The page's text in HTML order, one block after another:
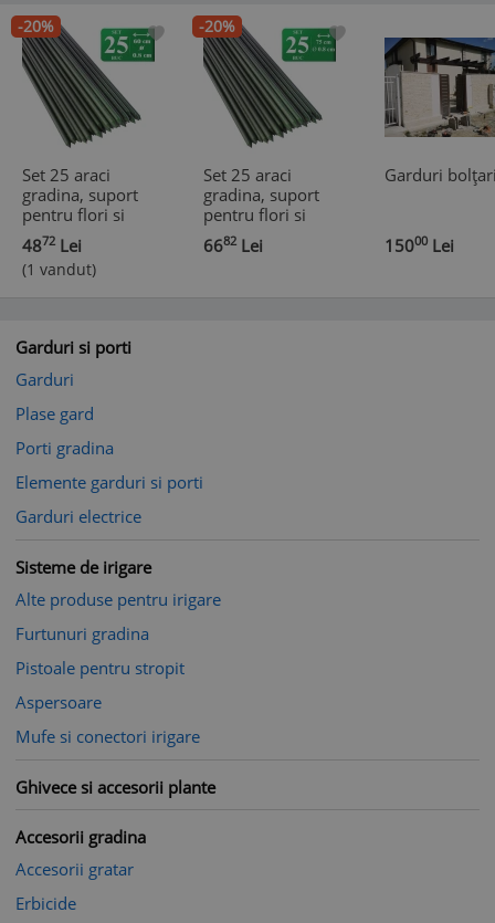
-20%
Set 25 araci
gradina, suport
pentru flori si
plante
cataratoare,
metal acoperit cu
60x0.8 cm,
Artool
4872 Lei
(1 vandut)
-20%
Set 25 araci
gradina, suport
pentru flori si
plante
cataratoare,
6682 Lei
Garduri
15000 Lei
Garduri si porti
Garduri
Plase gard
Porti gradina
Elemente garduri si porti
Garduri electrice
Sisteme de irigare
Alte produse pentru irigare
Furtunuri gradina
Pistoale pentru stropit
Aspersoare
Mufe si conectori irigare
Ghivece si accesorii plante
Accesorii gradina
Accesorii gratar
Erbicide